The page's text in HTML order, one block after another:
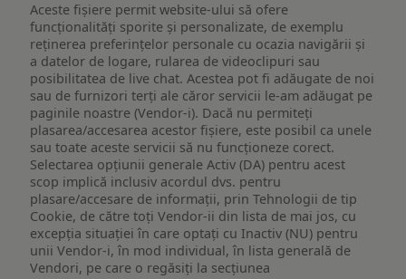
Aceste fișiere permit website-ului să ofere
funcționalități sporite și personalizate, de exemplu
reţinerea preferinţelor personale cu ocazia navigării și
a datelor de logare, rularea de videoclipuri sau
posibilitatea de live chat. Acestea pot fi adăugate de noi
sau de furnizori terți ale căror servicii le-am adăugat pe
paginile noastre (Vendor-i). Dacă nu permiteți
plasarea/accesarea acestor fișiere, este posibil ca unele
sau toate aceste servicii să nu funcționeze corect.
Selectarea opțiunii generale Activ (DA) pentru acest
scop implică inclusiv acordul dvs. pentru
plasare/accesare de informații, prin Tehnologii de tip
Cookie, de către toți Vendor-ii din lista de mai jos, cu
excepția situației în care optați cu Inactiv (NU) pentru
unii Vendor-i, în mod individual, în lista generală de
Vendori, pe care o regăsiți la secțiunea